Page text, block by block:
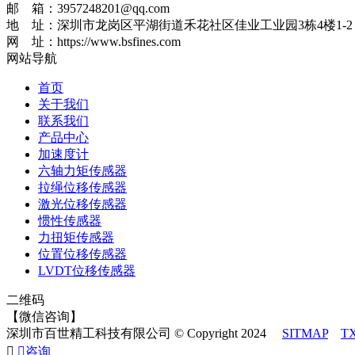
邮 箱：3957248201@qq.com
地 址：深圳市龙岗区平湖街道禾花社区佳业工业园3栋4楼1-2
网 址：https://www.bsfines.com
网站导航
首页
关于我们
联系我们
产品中心
加速度计
六轴力矩传感器
拉绳位移传感器
激光位移传感器
惯性传感器
力扭矩传感器
位置位移传感器
LVDT位移传感器
二维码
【微信咨询】
深圳市百世精工科技有限公司 © Copyright 2024 SITMAP
 咨询